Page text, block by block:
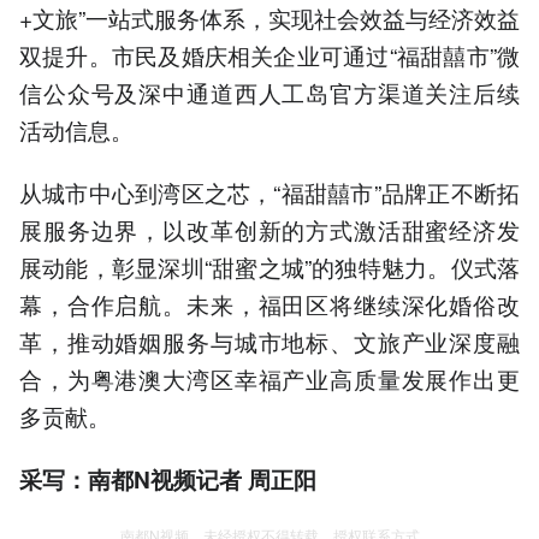
+文旅”一站式服务体系，实现社会效益与经济效益
双提升。市民及婚庆相关企业可通过“福甜囍市”微
信公众号及深中通道西人工岛官方渠道关注后续
活动信息。
从城市中心到湾区之芯，“福甜囍市”品牌正不断拓
展服务边界，以改革创新的方式激活甜蜜经济发
展动能，彰显深圳“甜蜜之城”的独特魅力。仪式落
幕，合作启航。未来，福田区将继续深化婚俗改
革，推动婚姻服务与城市地标、文旅产业深度融
合，为粤港澳大湾区幸福产业高质量发展作出更
多贡献。
采写：南都N视频记者 周正阳
南都N视频，未经授权不得转载、授权联系方式